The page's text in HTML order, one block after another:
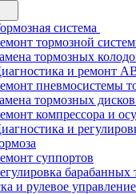
система
тормозной
тормозных
и ремонт
пневмосистемы
тормозных
компрессора и
и
суппортов
барабанных
и рулевое управление